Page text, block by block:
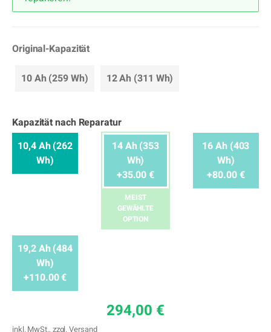
Original-Kapazität
10 Ah (259 Wh) 12 Ah (311 Wh)
Kapazität nach Reparatur
10,4 Ah (262
Wh)
14 Ah (353
Wh)
+35.00 €
MEIST
GEWÄHLTE
OPTION
16 Ah (403
Wh)
+80.00 €
19,2 Ah (484
Wh)
+110.00 €
294,00 €
inkl. MwSt., zzgl.Versand